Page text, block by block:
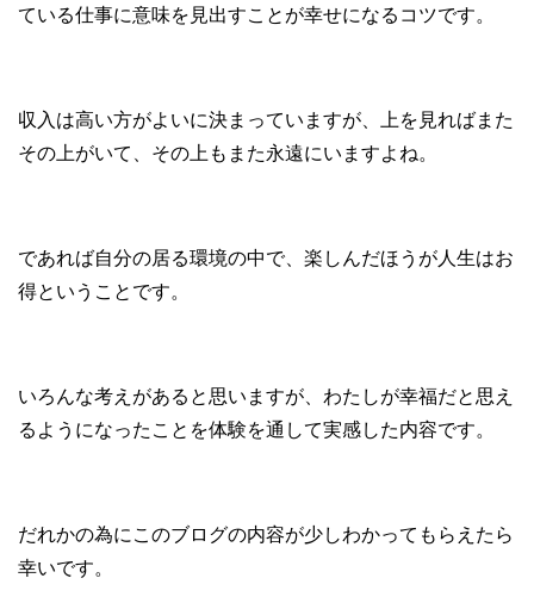
ている仕事に意味を見出すことが幸せになるコツです。
収入は高い方がよいに決まっていますが、上を見ればまた
その上がいて、その上もまた永遠にいますよね。
であれば自分の居る環境の中で、楽しんだほうが人生はお
得ということです。
いろんな考えがあると思いますが、わたしが幸福だと思え
るようになったことを体験を通して実感した内容です。
だれかの為にこのブログの内容が少しわかってもらえたら
幸いです。